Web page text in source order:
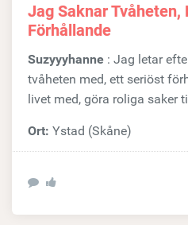
Jag Saknar Tvåheten,
Förhållande
Suzyyyhanne : Jag letar
tvåheten med, ett seriöst
livet med, göra roliga saker
Ort: Ystad (Skåne)